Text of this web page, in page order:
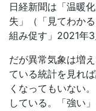
日経新聞は「温暖
失」（「見てわか
組み促す」2021年3
だが異常気象は増
ている統計を見れ
くなってもいない
している。「強い